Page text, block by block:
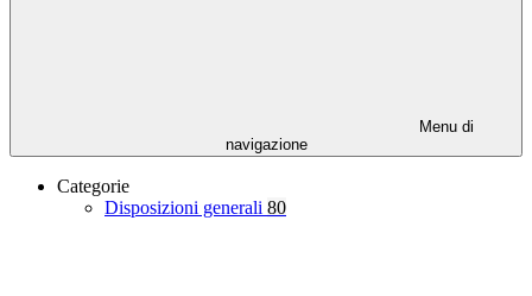
Menu di
navigazione
Categorie
Disposizioni generali 80